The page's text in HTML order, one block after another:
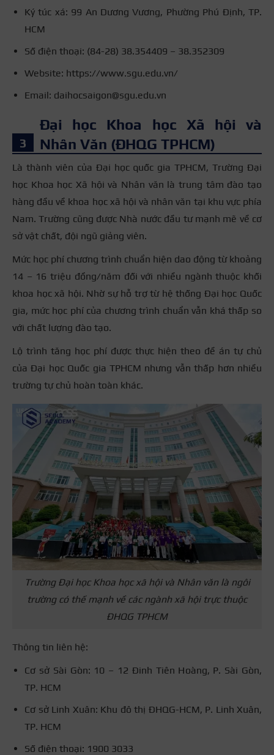
Ký túc xá: 99 An Dương Vương, Phường Phú Định, TP.
HCM
Số điện thoại: (84-28) 38.354409 – 38.352309
Website: https://www.sgu.edu.vn/
Email: daihocsaigon@sgu.edu.vn
Đại học Khoa học Xã hội và
Nhân Văn (ĐHQG TPHCM)
Là thành viên của Đại học quốc gia TPHCM, Trường Đại
học Khoa học Xã hội và Nhân văn là trung tâm đào tạo
hàng đầu về khoa học xã hội và nhân văn tại khu vực phía
Nam. Trường cũng được Nhà nước đầu tư mạnh mẽ về cơ
sở vật chất, đội ngũ giảng viên.
Mức học phí chương trình chuẩn hiện dao động từ khoảng
14 – 16 triệu đồng/năm đối với nhiều ngành thuộc khối
khoa học xã hội. Nhờ sự hỗ trợ từ hệ thống Đại học Quốc
gia, mức học phí của chương trình chuẩn vẫn khá thấp so
với chất lượng đào tạo.
Lộ trình tăng học phí được thực hiện theo đề án tự chủ
của Đại học Quốc gia TPHCM nhưng vẫn thấp hơn nhiều
trường tự chủ hoàn toàn khác.
Trường Đại học Khoa học xã hội và Nhân văn là ngôi
trường có thế mạnh về các ngành xã hội trực thuộc
ĐHQG TPHCM
Thông tin liên hệ:
Cơ sở Sài Gòn: 10 – 12 Đinh Tiên Hoàng, P. Sài Gòn,
TP. HCM
Cơ sở Linh Xuân: Khu đô thị ĐHQG-HCM, P. Linh Xuân,
TP. HCM
Số điện thoại: 1900 3033